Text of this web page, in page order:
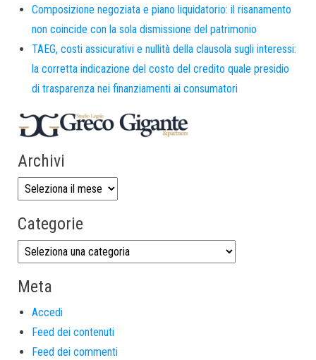
Composizione negoziata e piano liquidatorio: il risanamento
non coincide con la sola dismissione del patrimonio
TAEG, costi assicurativi e nullità della clausola sugli interessi:
la corretta indicazione del costo del credito quale presidio
di trasparenza nei finanziamenti ai consumatori
Archivi
Categorie
Meta
Accedi
Feed dei contenuti
Feed dei commenti